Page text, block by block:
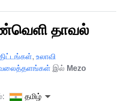
தாவல்
, உலாவி
வலைத்தளங்கள் இல் Mezo
தமிழ்